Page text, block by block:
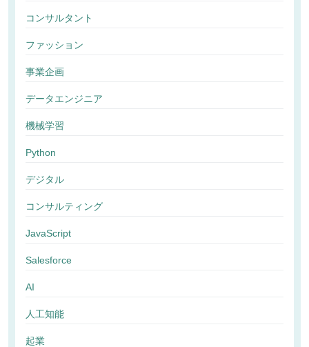
コンサルタント
ファッション
事業企画
データエンジニア
機械学習
Python
デジタル
コンサルティング
JavaScript
Salesforce
AI
人工知能
起業